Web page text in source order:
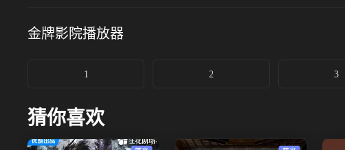
金牌影院播放器
1 2 3
猜你喜欢